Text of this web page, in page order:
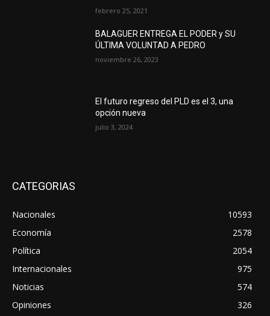
febrero 25, 2021
BALAGUER ENTREGA EL PODER y SU
ÚLTIMA VOLUNTAD A PEDRO
noviembre 26, 2023
El futuro regreso del PLD es el 3, una
opción nueva
julio 3, 2024
CATEGORIAS
Nacionales
10593
Economía
2578
Política
2054
Internacionales
975
Noticias
574
Opiniones
326